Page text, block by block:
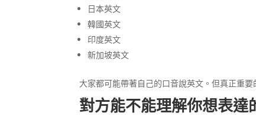
日本英文
韓國英文
印度英文
新加坡英文
大家都可能帶著自己的口音說英文。但真正重
對方能不能理解你想表達